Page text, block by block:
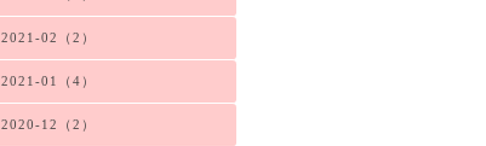
2021-02（2）
2021-01（4）
2020-12（2）